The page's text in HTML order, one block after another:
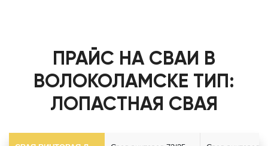
ПРАЙС НА СВАИ В
ВОЛОКОЛАМСКЕ ТИП:
ЛОПАСТНАЯ СВАЯ